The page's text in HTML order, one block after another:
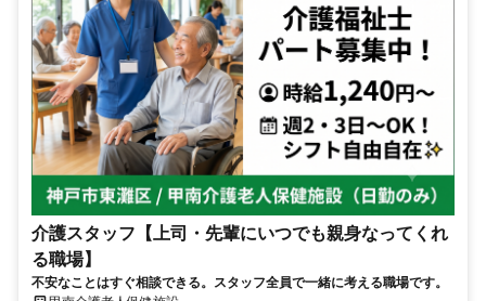
介護スタッフ【上司・先輩にいつでも親身なってくれ
る職場】
不安なことはすぐ相談できる。スタッフ全員で一緒に考える職場です。